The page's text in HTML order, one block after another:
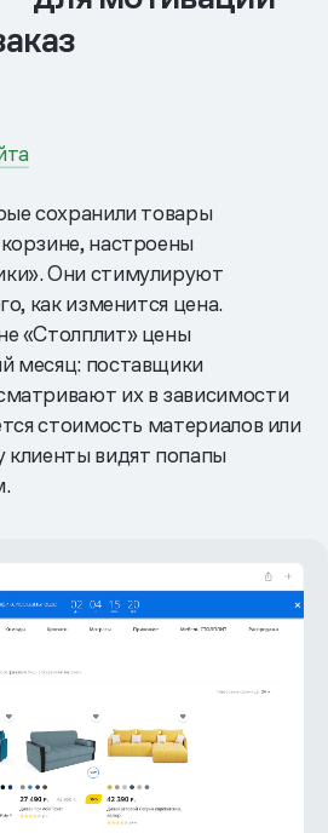
сохранили товары
настроены
Они стимулируют
как изменится цена.
«Столплит» цены
месяц: поставщики
их в зависимости
стоимость материалов или
клиенты видят попапы